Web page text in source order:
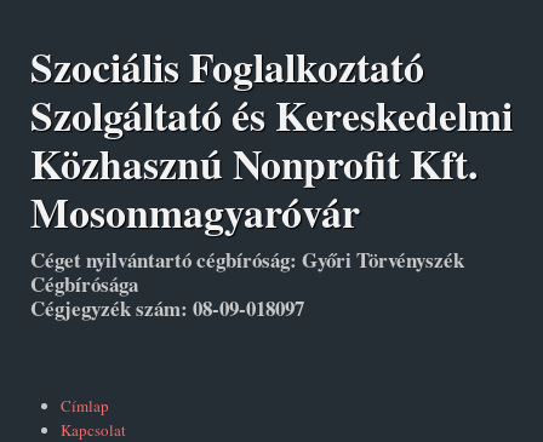
Szociális Foglalkoztató
Szolgáltató és Kereskedelmi
Közhasznú Nonprofit Kft.
Mosonmagyaróvár
Céget nyilvántartó cégbíróság: Győri Törvényszék
Cégbírósága
Cégjegyzék szám: 08-09-018097
Címlap
Kapcsolat